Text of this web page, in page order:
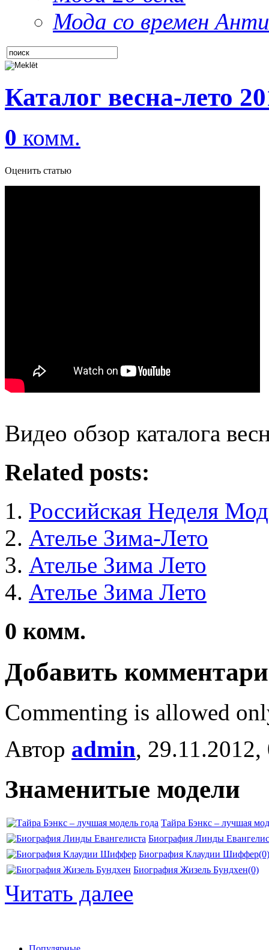
Мода со времен
Каталог весна-лето
0 комм.
Оценить статью
Видео обзор каталога
Related posts:
Российская Неделя
Ателье Зима-Лето
Ателье Зима Лето
Ателье Зима Лето
0 комм.
Добавить
Commenting is allowed
Автор admin,
Знаменитые модели
Тайра Бэнкс – лучшая
Биография Линды
Биография Клаудии Шиффер(0)
Биография Жизель Бундхен(0)
Читать далее